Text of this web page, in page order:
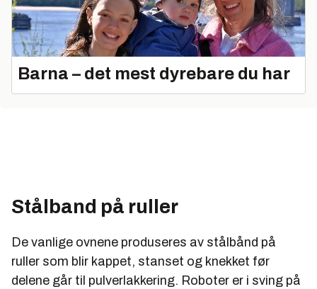
Barna – det mest dyrebare du har
Stålband på ruller
De vanlige ovnene produseres av stålbånd på
ruller som blir kappet, stanset og knekket før
delene går til pulverlakkering. Roboter er i sving på